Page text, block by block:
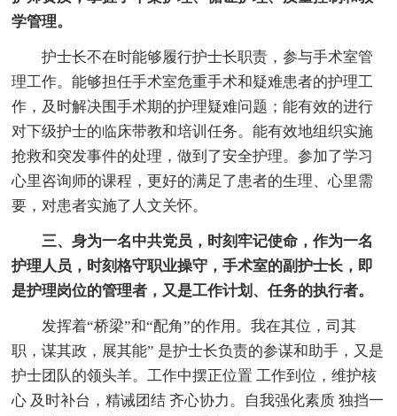
学管理。
护士长不在时能够履行护士长职责，参与手术室管
理工作。能够担任手术室危重手术和疑难患者的护理工
作，及时解决围手术期的护理疑难问题；能有效的进行
对下级护士的临床带教和培训任务。能有效地组织实施
抢救和突发事件的处理，做到了安全护理。参加了学习
心里咨询师的课程，更好的满足了患者的生理、心里需
要，对患者实施了人文关怀。
三、身为一名中共党员，时刻牢记使命，作为一名
护理人员，时刻格守职业操守，手术室的副护士长，即
是护理岗位的管理者，又是工作计划、任务的执行者。
发挥着“桥梁”和“配角”的作用。我在其位，司其
职，谋其政，展其能” 是护士长负责的参谋和助手，又是
护士团队的领头羊。工作中摆正位置 工作到位，维护核
心 及时补台，精诫团结 齐心协力。自我强化素质 独挡一